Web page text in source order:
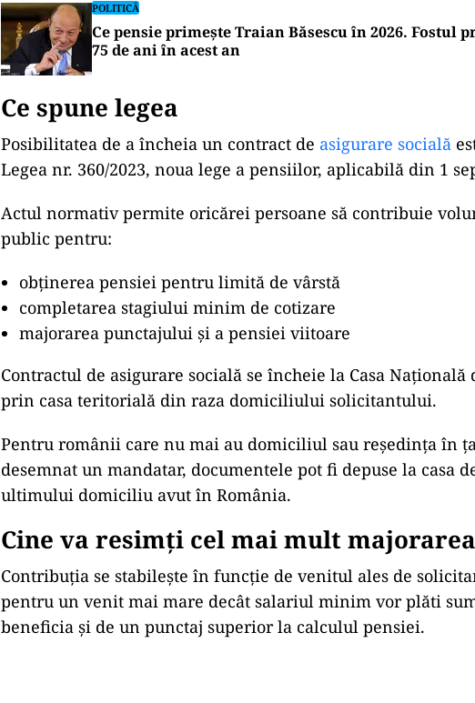
POLITICĂ
Ce pensie primește Traian Băsescu în 2026. Fostul
75 de ani în acest an
Ce spune legea
Posibilitatea de a încheia un contract de asigurare socială
Legea nr. 360/2023, noua lege a pensiilor, aplicabilă din 1
Actul normativ permite oricărei persoane să contribuie
public pentru:
obținerea pensiei pentru limită de vârstă
completarea stagiului minim de cotizare
majorarea punctajului și a pensiei viitoare
Contractul de asigurare socială se încheie la Casa Națională
prin casa teritorială din raza domiciliului solicitantului.
Pentru românii care nu mai au domiciliul sau reședința în
desemnat un mandatar, documentele pot fi depuse la casa
ultimului domiciliu avut în România.
Cine va resimți cel mai mult majorarea
Contribuția se stabilește în funcție de venitul ales de
pentru un venit mai mare decât salariul minim vor plăti
beneficia și de un punctaj superior la calculul pensiei.